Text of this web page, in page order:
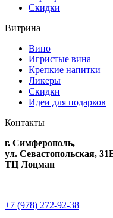
Скидки
Витрина
Вино
Игристые вина
Крепкие напитки
Ликеры
Скидки
Идеи для подарков
Контакты
г. Симферополь,
ул. Севастопольская,
ТЦ Лоцман
+7 (978) 272-92-38